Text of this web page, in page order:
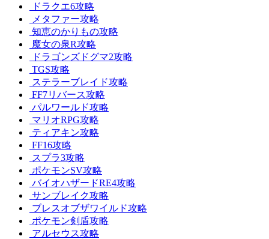
ドラクエ6攻略
メタファー攻略
知恵のかりもの攻略
魔女の泉R攻略
ドラゴンズドグマ2攻略
TGS攻略
ステラーブレイド攻略
FF7リバース攻略
パルワールド攻略
マリオRPG攻略
ティアキン攻略
FF16攻略
スプラ3攻略
ポケモンSV攻略
バイオハザードRE4攻略
サンブレイク攻略
ブレスオブザワイルド攻略
ポケモン剣盾攻略
アルセウス攻略